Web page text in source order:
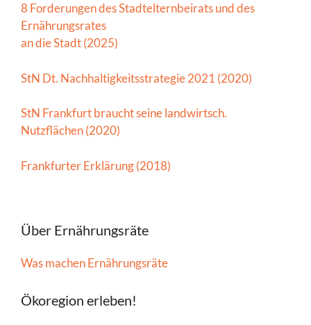
8 Forderungen des Stadtelternbeirats und des
Ernährungsrates
an die Stadt (2025)
StN Dt. Nachhaltigkeitsstrategie 2021 (2020)
StN Frankfurt braucht seine landwirtsch.
Nutzflächen (2020)
Frankfurter Erklärung (2018)
Über Ernährungsräte
Was machen Ernährungsräte
Ökoregion erleben!